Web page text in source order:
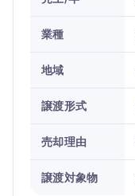
業種
地域
譲渡形式
売却理由
譲渡対象物